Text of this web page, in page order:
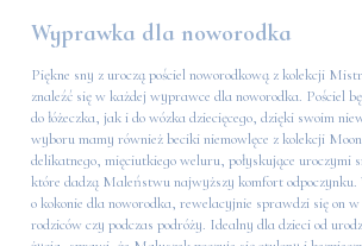
Wyprawka dla noworodka
Piękne sny z uroczą pościel noworodkową z kolekcji
znaleźć się w każdej wyprawce dla noworodka. Pościel
do łóżeczka, jak i do wózka dziecięcego, dzięki swoim
wyboru mamy również beciki niemowlęce z kolekcji
delikatnego, mięciutkiego weluru, połyskujące uroczymi
które dadzą Maleństwu najwyższy komfort odpoczynku.
o kokonie dla noworodka, rewelacyjnie sprawdzi się on w
rodziców czy podczas podróży. Idealny dla dzieci od